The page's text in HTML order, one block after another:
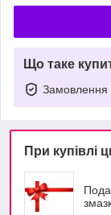
Що таке
Замовлення
При купівлі